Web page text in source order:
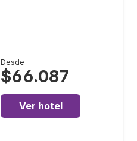
Desde
$66.087
Ver hotel